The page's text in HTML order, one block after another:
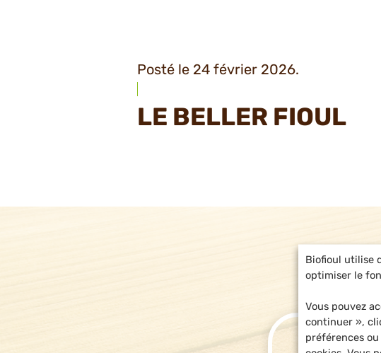
Posté le 24 février 2026.
LE BELLER FIOUL
Biofioul utilise
optimiser le
Vous pouvez
continuer »,
préférences